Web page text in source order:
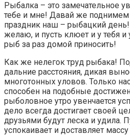
Рыбалка – это замечательное
тебе и мне! Давай же поднимем
праздник наш – рыбацкий
желаю, и пусть клюет и у тебя и
рыб за раз домой приносить!
Как же нелегок труд рыбака!
дальние расстояния, дикая
многотонных уловов. Только
способен на подобные
рыболовное утро увенчается
дело всегда достигает своей
друзьями будут леска и удила.
успокаивает и доставляет